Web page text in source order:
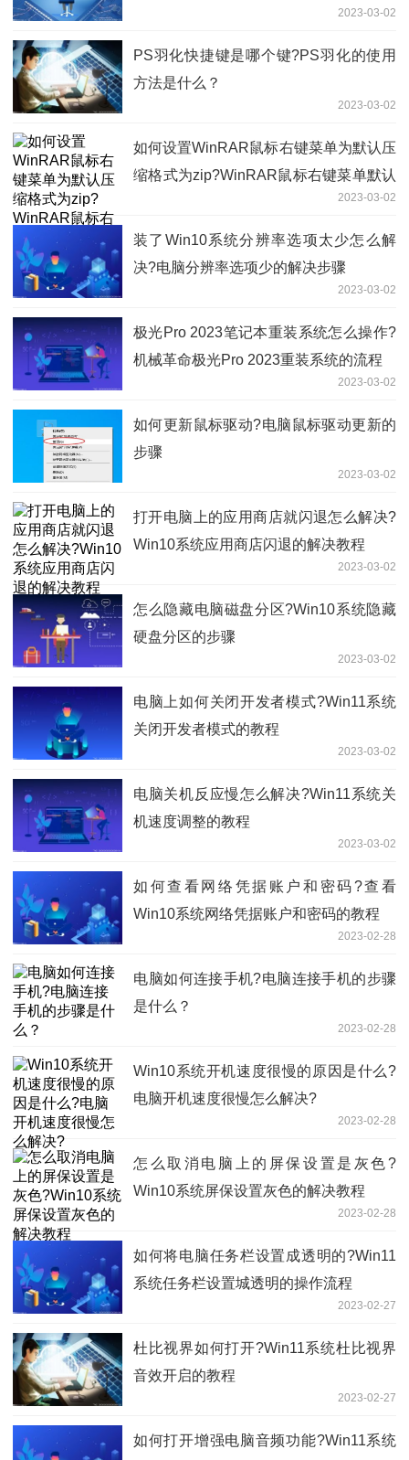
2023-03-02
PS羽化快捷键是哪个键?PS羽化的使用
方法是什么？
2023-03-02
​如何设置WinRAR鼠标右键菜单为默认压
缩格式为zip?WinRAR鼠标右键菜单默认
2023-03-02
装了Win10系统分辨率选项太少怎么解
决?电脑分辨率选项少的解决步骤
2023-03-02
极光Pro 2023笔记本重装系统怎么操作?
机械革命极光Pro 2023重装系统的流程
2023-03-02
如何更新鼠标驱动?电脑鼠标驱动更新的
步骤
2023-03-02
打开电脑上的应用商店就闪退怎么解决?
Win10系统应用商店闪退的解决教程
2023-03-02
怎么隐藏电脑磁盘分区?Win10系统隐藏
硬盘分区的步骤
2023-03-02
电脑上如何关闭开发者模式?Win11系统
关闭开发者模式的教程
2023-03-02
电脑关机反应慢怎么解决?Win11系统关
机速度调整的教程
2023-03-02
如何查看网络凭据账户和密码?查看
Win10系统网络凭据账户和密码的教程
2023-02-28
​电脑如何连接手机?电脑连接手机的步骤
是什么？
2023-02-28
Win10系统开机速度很慢的原因是什么?
电脑开机速度很慢怎么解决?
2023-02-28
怎么取消电脑上的屏保设置是灰色?
Win10系统屏保设置灰色的解决教程
2023-02-28
如何将电脑任务栏设置成透明的?Win11
系统任务栏设置城透明的操作流程
2023-02-27
杜比视界如何打开?Win11系统杜比视界
音效开启的教程
2023-02-27
如何打开增强电脑音频功能?Win11系统